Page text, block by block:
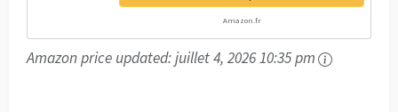
Amazon.fr
Amazon price updated:juillet 4, 2026 10:35 pm